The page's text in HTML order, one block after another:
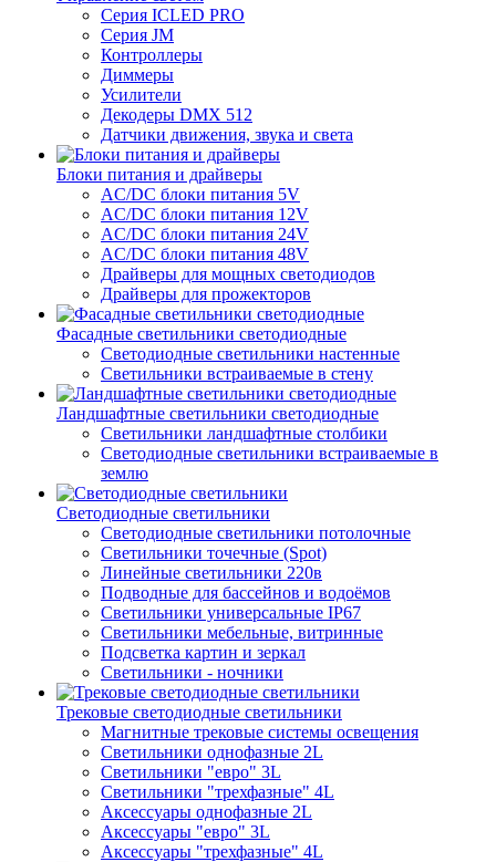
Серия ICLED PRO
Серия JM
Контроллеры
Диммеры
Усилители
Декодеры DMX 512
Датчики движения, звука и света
Блоки питания и драйверы
AC/DC блоки питания 5V
AC/DC блоки питания 12V
AC/DC блоки питания 24V
AC/DC блоки питания 48V
Драйверы для мощных светодиодов
Драйверы для прожекторов
Фасадные светильники светодиодные
Светодиодные светильники настенные
Светильники встраиваемые в стену
Ландшафтные светильники светодиодные
Светильники ландшафтные столбики
Светодиодные светильники встраиваемые в
землю
Светодиодные светильники
Светодиодные светильники потолочные
Светильники точечные (Spot)
Линейные светильники 220в
Подводные для бассейнов и водоёмов
Светильники универсальные IP67
Светильники мебельные, витринные
Подсветка картин и зеркал
Светильники - ночники
Трековые светодиодные светильники
Магнитные трековые системы освещения
Светильники однофазные 2L
Светильники "евро" 3L
Светильники "трехфазные" 4L
Аксессуары однофазные 2L
Аксессуары "евро" 3L
Аксессуары "трехфазные" 4L